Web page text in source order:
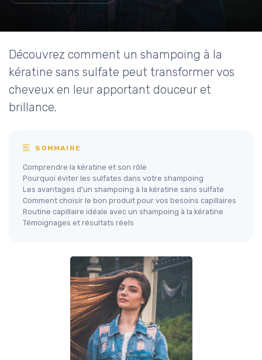
Découvrez comment un shampoing à la
kératine sans sulfate peut transformer vos
cheveux en leur apportant douceur et
brillance.
SOMMAIRE
Comprendre la kératine et son rôle
Pourquoi éviter les sulfates dans votre shampoing
Les avantages d'un shampoing à la kératine sans sulfate
Comment choisir le bon produit pour vos besoins capillaires
Routine capillaire idéale avec un shampoing à la kératine
Témoignages et résultats réels